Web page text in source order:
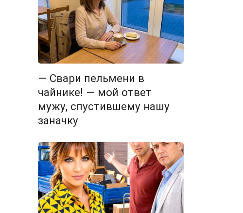
— Свари пельмени в
чайнике! — мой ответ
мужу, спустившему нашу
заначку